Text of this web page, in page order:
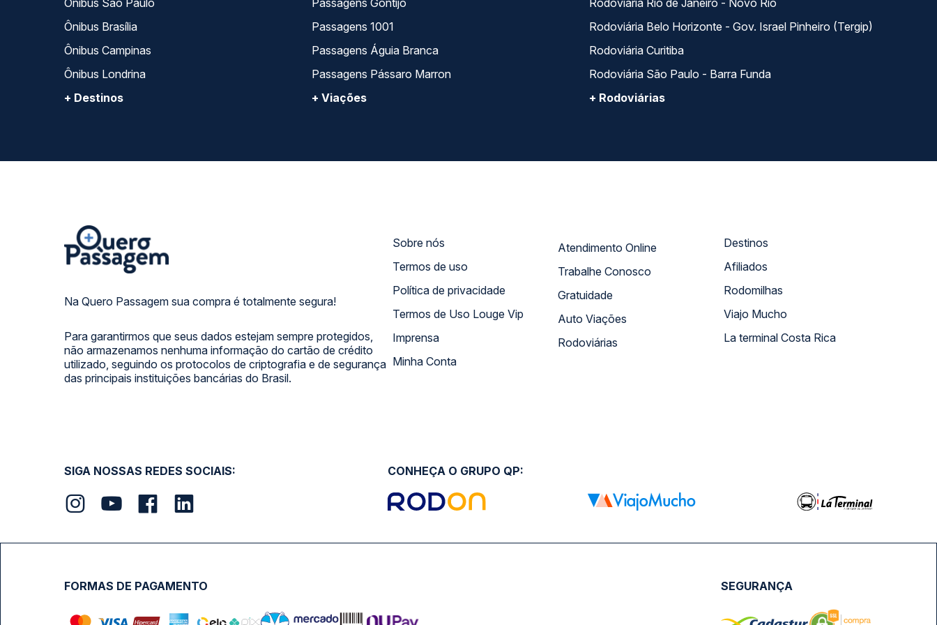
Ônibus São Paulo
Ônibus Brasília
Ônibus Campinas
Ônibus Londrina
+ Destinos
Passagens Gontijo
Passagens 1001
Passagens Águia Branca
Passagens Pássaro Marron
+ Viações
Rodoviária Rio de Janeiro - Novo Rio
Rodoviária Belo Horizonte - Gov. Israel Pinheiro (Tergip)
Rodoviária Curitiba
Rodoviária São Paulo - Barra Funda
+ Rodoviárias
Na Quero Passagem sua compra é totalmente segura!
Para garantirmos que seus dados estejam sempre protegidos,
não armazenamos nenhuma informação do cartão de crédito
utilizado, seguindo os protocolos de criptografia e de segurança
das principais instituições bancárias do Brasil.
Sobre nós
Termos de uso
Política de privacidade
Termos de Uso Louge Vip
Imprensa
Minha Conta
Atendimento Online
Trabalhe Conosco
Gratuidade
Auto Viações
Rodoviárias
Destinos
Afiliados
Rodomilhas
Viajo Mucho
La terminal Costa Rica
SIGA NOSSAS REDES SOCIAIS: CONHEÇA O GRUPO QP:
FORMAS DE PAGAMENTO SEGURANÇA